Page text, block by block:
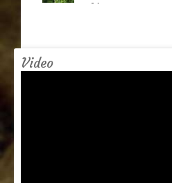
infekcijama?
Video